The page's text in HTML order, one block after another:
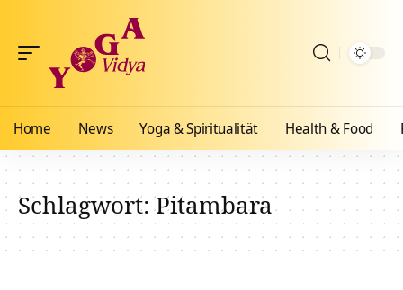
Home News Yoga & Spiritualität Health & Food
Schlagwort:Pitambara